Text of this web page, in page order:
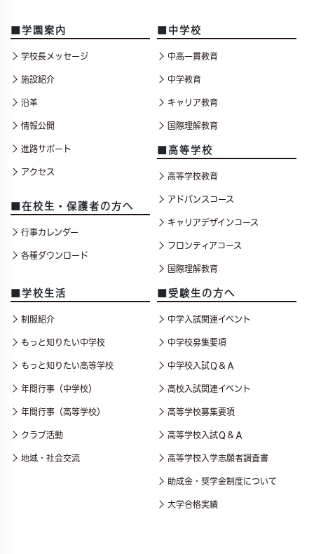
■学園案内
学校長メッセージ
施設紹介
沿革
情報公開
進路サポート
アクセス
■在校生・保護者の方へ
行事カレンダー
各種ダウンロード
■中学校
中高一貫教育
中学教育
キャリア教育
国際理解教育
■高等学校
高等学校教育
アドバンスコース
キャリアデザインコース
フロンティアコース
国際理解教育
■学校生活
制服紹介
もっと知りたい中学校
もっと知りたい高等学校
年間行事（中学校）
年間行事（高等学校）
クラブ活動
地域・社会交流
■受験生の方へ
中学入試関連イベント
中学校募集要項
中学校入試Ｑ＆Ａ
高校入試関連イベント
高等学校募集要項
高等学校入試Ｑ＆Ａ
高等学校入学志願者調査書
助成金・奨学金制度について
大学合格実績